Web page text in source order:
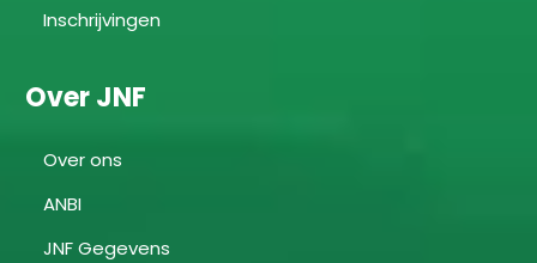
Inschrijvingen
Over JNF
Over ons
ANBI
JNF Gegevens